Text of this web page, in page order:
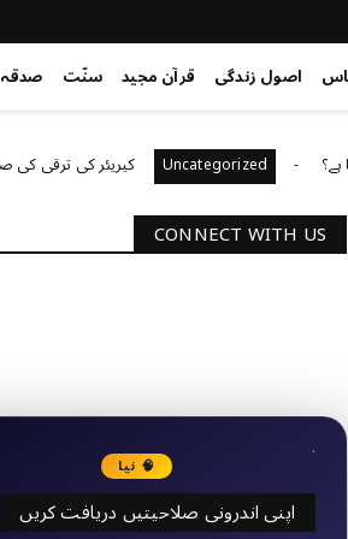
اصول زندگی قرآن مجید سنّت صدقہ
Uncategorized کیریئر کی ترقی کی صلاحیت
CONNECT WITH US
🧠 نیا
اپنی اندرونی صلاحیتیں دریافت کریں